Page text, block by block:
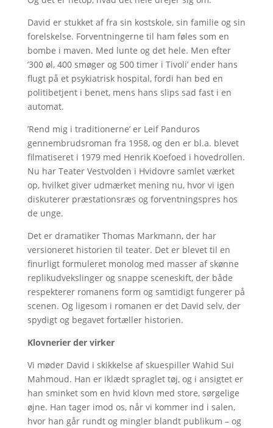
David er stukket af fra sin kostskole, sin familie og sin
forelskelse. Forventningerne til ham føles som en
bombe i maven. Med lunte og det hele. Men efter
’300 øl, 400 smøger og 500 timer i Tivoli’ ender hans
flugt på et psykiatrisk hospital, fordi han bed en
politibetjent i benet, mens hans slips sad fast i en
automat.
’Rend mig i traditionerne’ er Leif Panduros
gennembrudsroman fra 1958, og den er bl.a. blevet
filmatiseret i 1979 med Henrik Koefoed i hovedrollen.
Nu har Teater Vestvolden i Hvidovre samlet værket
op, hvilket giver udmærket mening nu, hvor vi igen
diskuterer præstationsræs og forventningspres hos
de unge.
Det er dramatiker Thomas Markmann, der har
versioneret historien til teater. Det er blevet til en
finurligt formuleret monolog med masser af skønne
replikudvekslinger og snappe sceneskift, der både
respekterer romanens form og samtidigt fungerer på
scenen. Og ligesom i romanen er det David selv, der
spydigt og begavet fortæller historien.
Klovnerier der virker
Vi møder David i skikkelse af skuespiller Wahid Sui
Mahmoud. Han er iklædt spraglet tøj, og i ansigtet er
han sminket som en hvid klovn med store, sørgelige
øjne. Han tager imod os, når vi kommer ind i salen,
hvor han går rundt og mingler blandt publikum – og